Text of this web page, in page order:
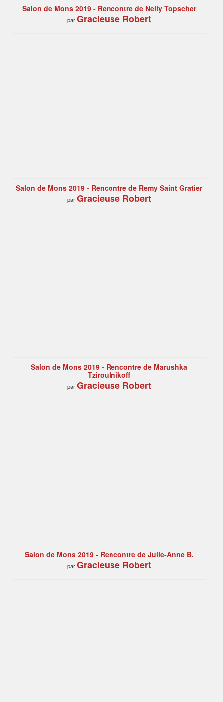
Salon de Mons 2019 - Rencontre de Nelly Topscher
parGracieuse Robert
Salon de Mons 2019 - Rencontre de Remy Saint Gratier
parGracieuse Robert
Salon de Mons 2019 - Rencontre de Marushka
Tziroulnikoff
parGracieuse Robert
Salon de Mons 2019 - Rencontre de Julie-Anne B.
parGracieuse Robert